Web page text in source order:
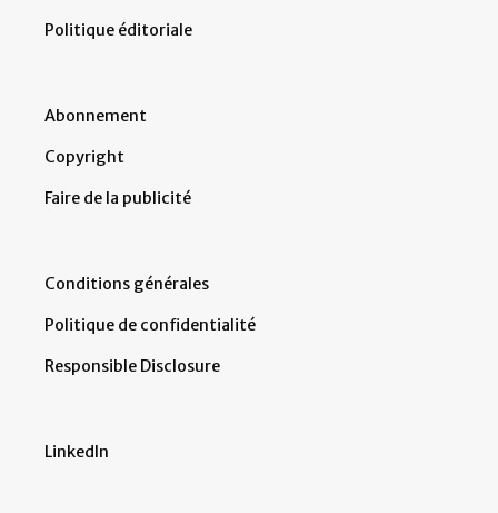
Politique éditoriale
Abonnement
Copyright
Faire de la publicité
Conditions générales
Politique de confidentialité
Responsible Disclosure
LinkedIn